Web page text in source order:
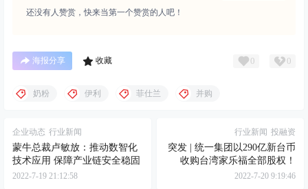
还没有人赞赏，快来当第一个赞赏的人吧！
海报分享 收藏 0 0
奶粉 伊利 菲仕兰 并购
企业动态 行业新闻
蒙牛总裁卢敏放：推动数智化
技术应用 保障产业链安全稳固
2022-7-19 21:12:58
行业新闻 投融资
突发 | 统一集团以290亿新台币
收购台湾家乐福全部股权！
2022-7-20 9:19:46